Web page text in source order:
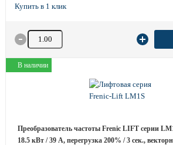
Количество товара
В наличии
Преобразователь частоты Frenic LIFT серии
18.5 кВт / 39 A, перегрузка 200% / 3 сек.,